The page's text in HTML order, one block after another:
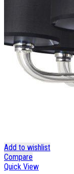
Add to wishlist
Compare
Quick View